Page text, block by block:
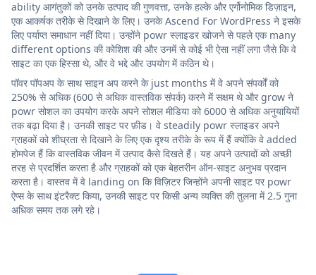
ability आगंतुकों को उनके उत्पाद की गुणवत्ता, उनके हल्के और एर्गोनोमिक डिज़ाइन,
एक आकर्षक तरीके से दिखाने के लिए। उनके Ascend For WordPress ने इसके
लिए पर्याप्त समाधान नहीं दिया। उन्होंने powr स्लाइडर खोजने से पहले एक many
different options की कोशिश की और उनमें से कोई भी ऐसा नहीं लगा जैसे कि वे
साइट का एक हिस्सा थे, और वे भद्दे और उपयोग में कठिन थे।
पॉवर पॉपअप के साथ साइन अप करने के just months में वे अपने संपर्कों को
250% से अधिक (600 से अधिक वास्तविक संपर्क) करने में सक्षम थे और grow ने
powr सोशल का उपयोग करके अपने सोशल मीडिया को 6000 से अधिक अनुयायियों
तक बढ़ा दिया है। उनकी साइट पर फ़ीड। वे steadily powr स्लाइडर अपने
ग्राहकों को शीघ्रता से दिखाने के लिए एक दृश्य तरीके के रूप में हैं क्योंकि वे added
होमपेज हैं कि वास्तविक जीवन में उत्पाद कैसे दिखते हैं। यह अपने उत्पादों को अच्छी
तरह से प्रदर्शित करता है और ग्राहकों को एक बेहतरीन ऑन-साइट अनुभव प्रदान
करता है। वास्तव में वे landing on कि विज़िटर जिन्होंने अपनी साइट पर powr
ऐप्स के साथ इंटरैक्ट किया, उनकी साइट पर किसी अन्य व्यक्ति की तुलना में 2.5 गुना
अधिक समय तक लगे रहे।